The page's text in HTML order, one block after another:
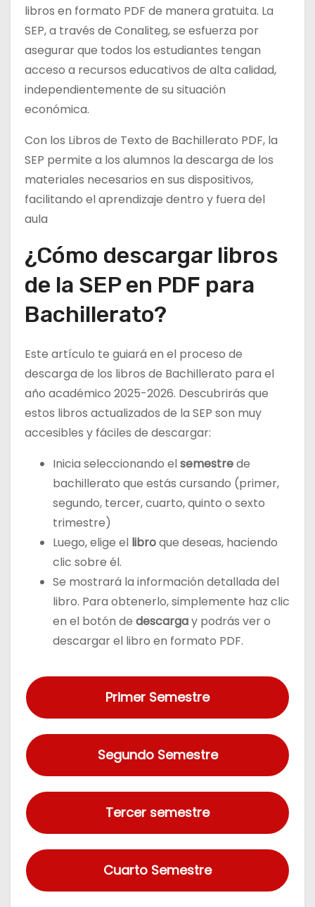
libros en formato PDF de manera gratuita. La
SEP, a través de Conaliteg, se esfuerza por
asegurar que todos los estudiantes tengan
acceso a recursos educativos de alta calidad,
independientemente de su situación
económica.
Con los Libros de Texto de Bachillerato PDF, la
SEP permite a los alumnos la descarga de los
materiales necesarios en sus dispositivos,
facilitando el aprendizaje dentro y fuera del
aula
¿Cómo descargar libros
de la SEP en PDF para
Bachillerato?
Este artículo te guiará en el proceso de
descarga de los libros de Bachillerato para el
año académico 2025-2026. Descubrirás que
estos libros actualizados de la SEP son muy
accesibles y fáciles de descargar:
Inicia seleccionando elsemestrede
bachillerato que estás cursando (primer,
segundo, tercer, cuarto, quinto o sexto
trimestre)
Luego, elige el libroque deseas, haciendo
clic sobre él.
Se mostrará la información detallada del
libro. Para obtenerlo, simplemente haz clic
en el botón de descargay podrás ver o
descargar el libro en formato PDF.
Primer Semestre
Segundo Semestre
Tercer semestre
Cuarto Semestre